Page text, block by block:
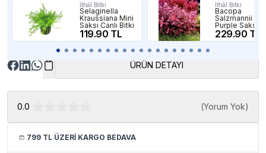
İthâl Bitki
Selaginella
Kraussiana Mini
Saksı Canlı Bitki
119.90 TL
İthâl Bitki
Bacopa
Salzmannii
Purple Saksı
Canlı Bitki
229.90 TL
ÜRÜN DETAYI
0.0 (Yorum Yok)
799 TL ÜZERİ KARGO BEDAVA